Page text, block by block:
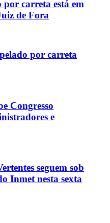
carreta está em
de Fora
por carreta
Congresso
e
seguem sob
Inmet nesta sexta